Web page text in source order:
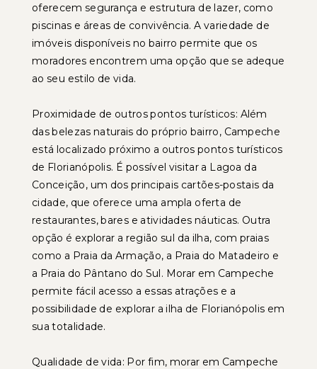
oferecem segurança e estrutura de lazer, como
piscinas e áreas de convivência. A variedade de
imóveis disponíveis no bairro permite que os
moradores encontrem uma opção que se adeque
ao seu estilo de vida.
Proximidade de outros pontos turísticos: Além
das belezas naturais do próprio bairro, Campeche
está localizado próximo a outros pontos turísticos
de Florianópolis. É possível visitar a Lagoa da
Conceição, um dos principais cartões-postais da
cidade, que oferece uma ampla oferta de
restaurantes, bares e atividades náuticas. Outra
opção é explorar a região sul da ilha, com praias
como a Praia da Armação, a Praia do Matadeiro e
a Praia do Pântano do Sul. Morar em Campeche
permite fácil acesso a essas atrações e a
possibilidade de explorar a ilha de Florianópolis em
sua totalidade.
Qualidade de vida: Por fim, morar em Campeche